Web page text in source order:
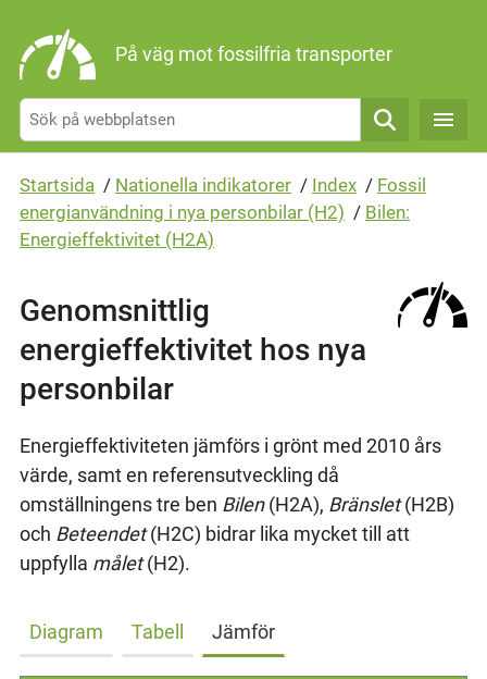
På väg mot fossilfria transporter
Sök
Startsida / Nationella indikatorer / Index / Fossil
energianvändning i nya personbilar (H2) / Bilen:
Energieffektivitet (H2A)
Genomsnittlig
energieffektivitet hos nya
personbilar
Energieffektiviteten jämförs i grönt med 2010 års
värde, samt en referensutveckling då
omställningens tre ben Bilen(H2A), Bränslet(H2B)
och Beteendet(H2C) bidrar lika mycket till att
uppfylla målet(H2).
Diagram Tabell Jämför